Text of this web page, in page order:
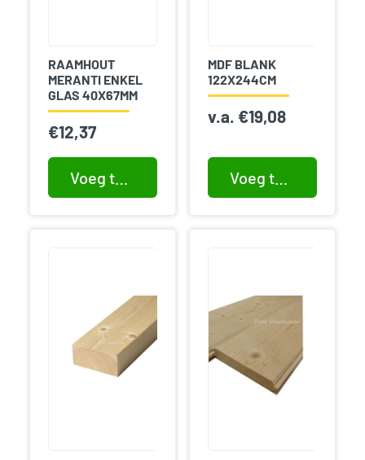
RAAMHOUT
MERANTI ENKEL
GLAS 40X67MM
€12,37
MDF BLANK
122X244CM
v.a. €19,08